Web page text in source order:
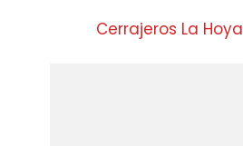
Cerrajeros La Hoya